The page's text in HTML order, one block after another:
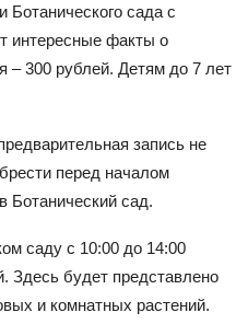
Ботанического сада с
интересные факты о
– 300 рублей. Детям до 7 лет
запись не
перед началом
Ботанический сад.
саду с 10:00 до 14:00
Здесь будет представлено
и комнатных растений.